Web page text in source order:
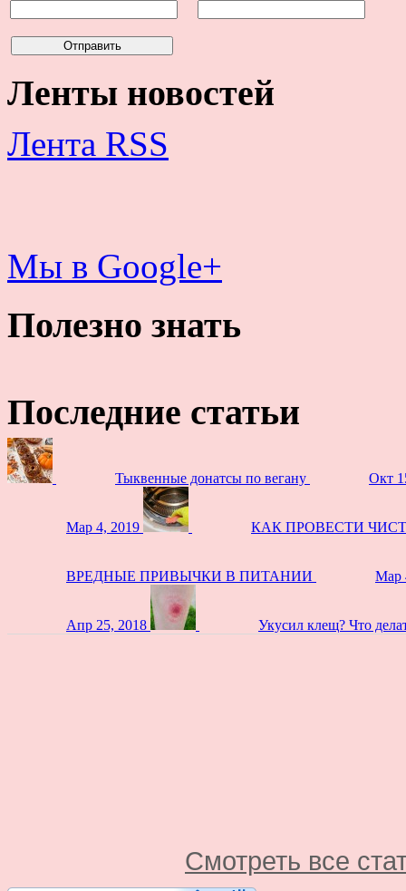
Ленты новостей
Лента RSS
Мы в Google+
Полезно знать
Последние статьи
Тыквенные донатсы по вегану Окт
Мар 4, 2019 КАК ПРОВЕСТИ
ВРЕДНЫЕ ПРИВЫЧКИ В ПИТАНИИ Мар
Апр 25, 2018 Укусил клещ? Что
Смотреть все